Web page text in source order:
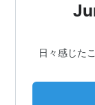
日々感じた